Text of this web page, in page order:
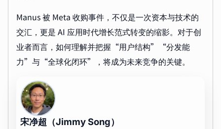
Manus 被 Meta 收购事件，不仅是一次资本与技术的
交汇，更是 AI 应用时代增长范式转变的缩影。对于创
业者而言，如何理解并把握“用户结构”“分发能
力”与“全球化闭环”，将成为未来竞争的关键。
宋净超（Jimmy Song）